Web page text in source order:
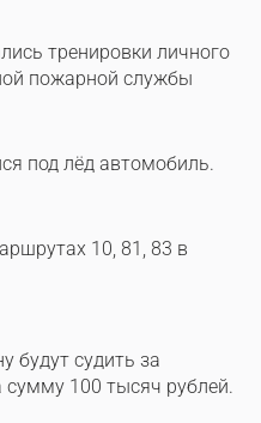
тренировки личного
пожарной службы
под лёд автомобиль.
10, 81, 83 в
будут судить за
сумму 100 тысяч рублей.